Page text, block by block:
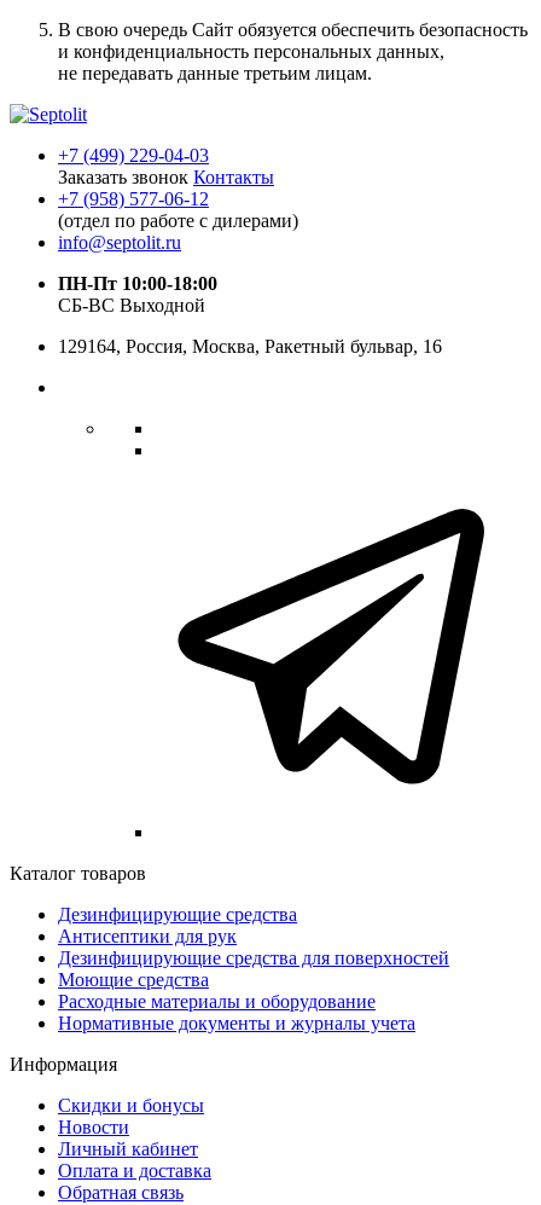
В свою очередь Сайт обязуется обеспечить безопасность
и конфиденциальность персональных данных,
не передавать данные третьим лицам.
+7 (499) 229-04-03
Заказать звонок Контакты
+7 (958) 577-06-12
(отдел по работе с дилерами)
info@septolit.ru
ПН-Пт 10:00-18:00
СБ-ВС Выходной
129164, Россия, Москва, Ракетный бульвар, 16
Каталог товаров
Дезинфицирующие средства
Антисептики для рук
Дезинфицирующие средства для поверхностей
Моющие средства
Расходные материалы и оборудование
Нормативные документы и журналы учета
Информация
Скидки и бонусы
Новости
Личный кабинет
Оплата и доставка
Обратная связь